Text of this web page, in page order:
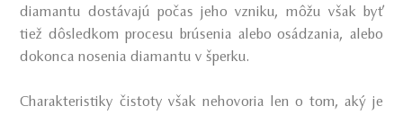
diamantu dostávajú počas jeho vzniku, môžu však byť
tiež dôsledkom procesu brúsenia alebo osádzania, alebo
dokonca nosenia diamantu v šperku.
Charakteristiky čistoty však nehovoria len o tom, aký je